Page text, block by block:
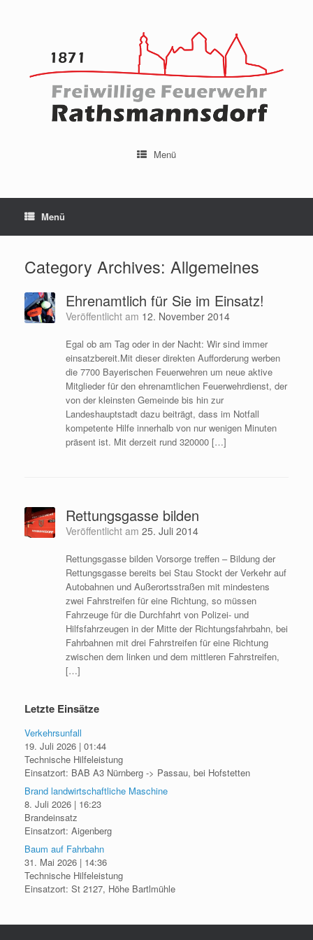
Menü
Menü
Category Archives: Allgemeines
Ehrenamtlich für Sie im Einsatz!
Veröffentlicht am 12. November 2014
Egal ob am Tag oder in der Nacht: Wir sind immer
einsatzbereit.Mit dieser direkten Aufforderung werben
die 7700 Bayerischen Feuerwehren um neue aktive
Mitglieder für den ehrenamtlichen Feuerwehrdienst, der
von der kleinsten Gemeinde bis hin zur
Landeshauptstadt dazu beiträgt, dass im Notfall
kompetente Hilfe innerhalb von nur wenigen Minuten
präsent ist. Mit derzeit rund 320000 […]
Rettungsgasse bilden
Veröffentlicht am 25. Juli 2014
Rettungsgasse bilden Vorsorge treffen – Bildung der
Rettungsgasse bereits bei Stau Stockt der Verkehr auf
Autobahnen und Außerortsstraßen mit mindestens
zwei Fahrstreifen für eine Richtung, so müssen
Fahrzeuge für die Durchfahrt von Polizei- und
Hilfsfahrzeugen in der Mitte der Richtungsfahrbahn, bei
Fahrbahnen mit drei Fahrstreifen für eine Richtung
zwischen dem linken und dem mittleren Fahrstreifen,
[…]
Letzte Einsätze
Verkehrsunfall
19. Juli 2026 | 01:44
Technische Hilfeleistung
Einsatzort: BAB A3 Nürnberg -> Passau, bei Hofstetten
Brand landwirtschaftliche Maschine
8. Juli 2026 | 16:23
Brandeinsatz
Einsatzort: Aigenberg
Baum auf Fahrbahn
31. Mai 2026 | 14:36
Technische Hilfeleistung
Einsatzort: St 2127, Höhe Bartlmühle